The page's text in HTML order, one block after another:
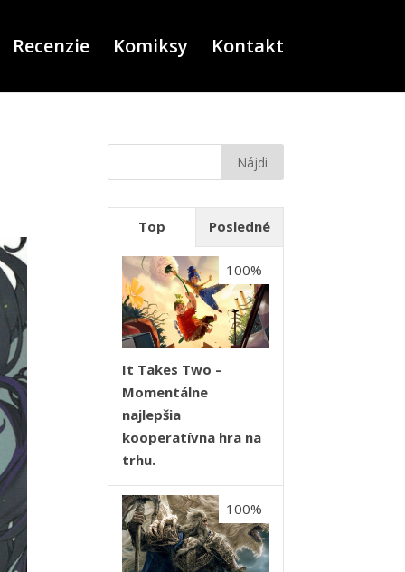
Recenzie Komiksy Kontakt
Top Posledné
It Takes Two –
Momentálne
najlepšia
kooperatívna hra na
trhu.
100%
100%